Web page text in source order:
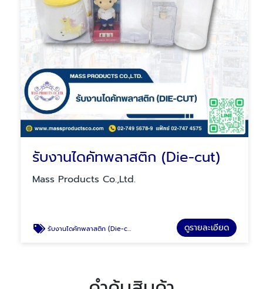
รับงานไดคัทพลาสติก (Die-cut)
Mass Products Co.,Ltd.
รับงานไดคัทพลาสติก (Die-cut) ดูรายละเอียด